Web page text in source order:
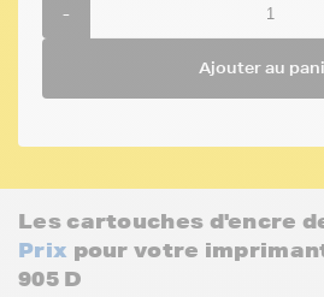
-
Ajouter au
Les cartouches d'encre
Prix pour votre
905 D